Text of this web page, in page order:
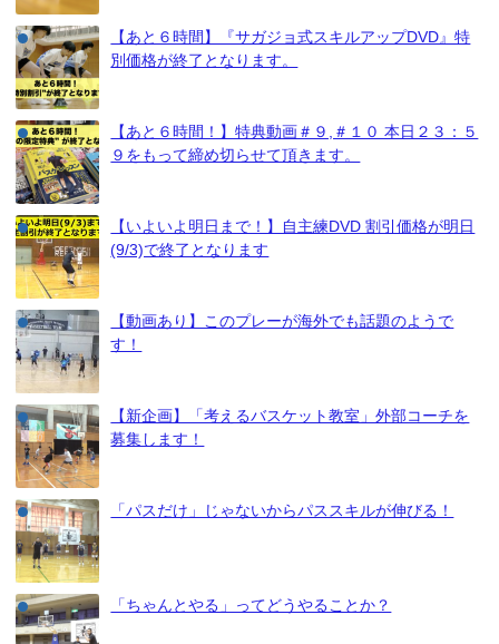
【あと６時間】『サガジョ式スキルアップDVD』特
別価格が終了となります。
【あと６時間！】特典動画＃９,＃１０ 本日２３：５
９をもって締め切らせて頂きます。
【いよいよ明日まで！】自主練DVD 割引価格が明日
(9/3)で終了となります
【動画あり】このプレーが海外でも話題のようで
す！
【新企画】「考えるバスケット教室」外部コーチを
募集します！
「パスだけ」じゃないからパススキルが伸びる！
「ちゃんとやる」ってどうやることか？